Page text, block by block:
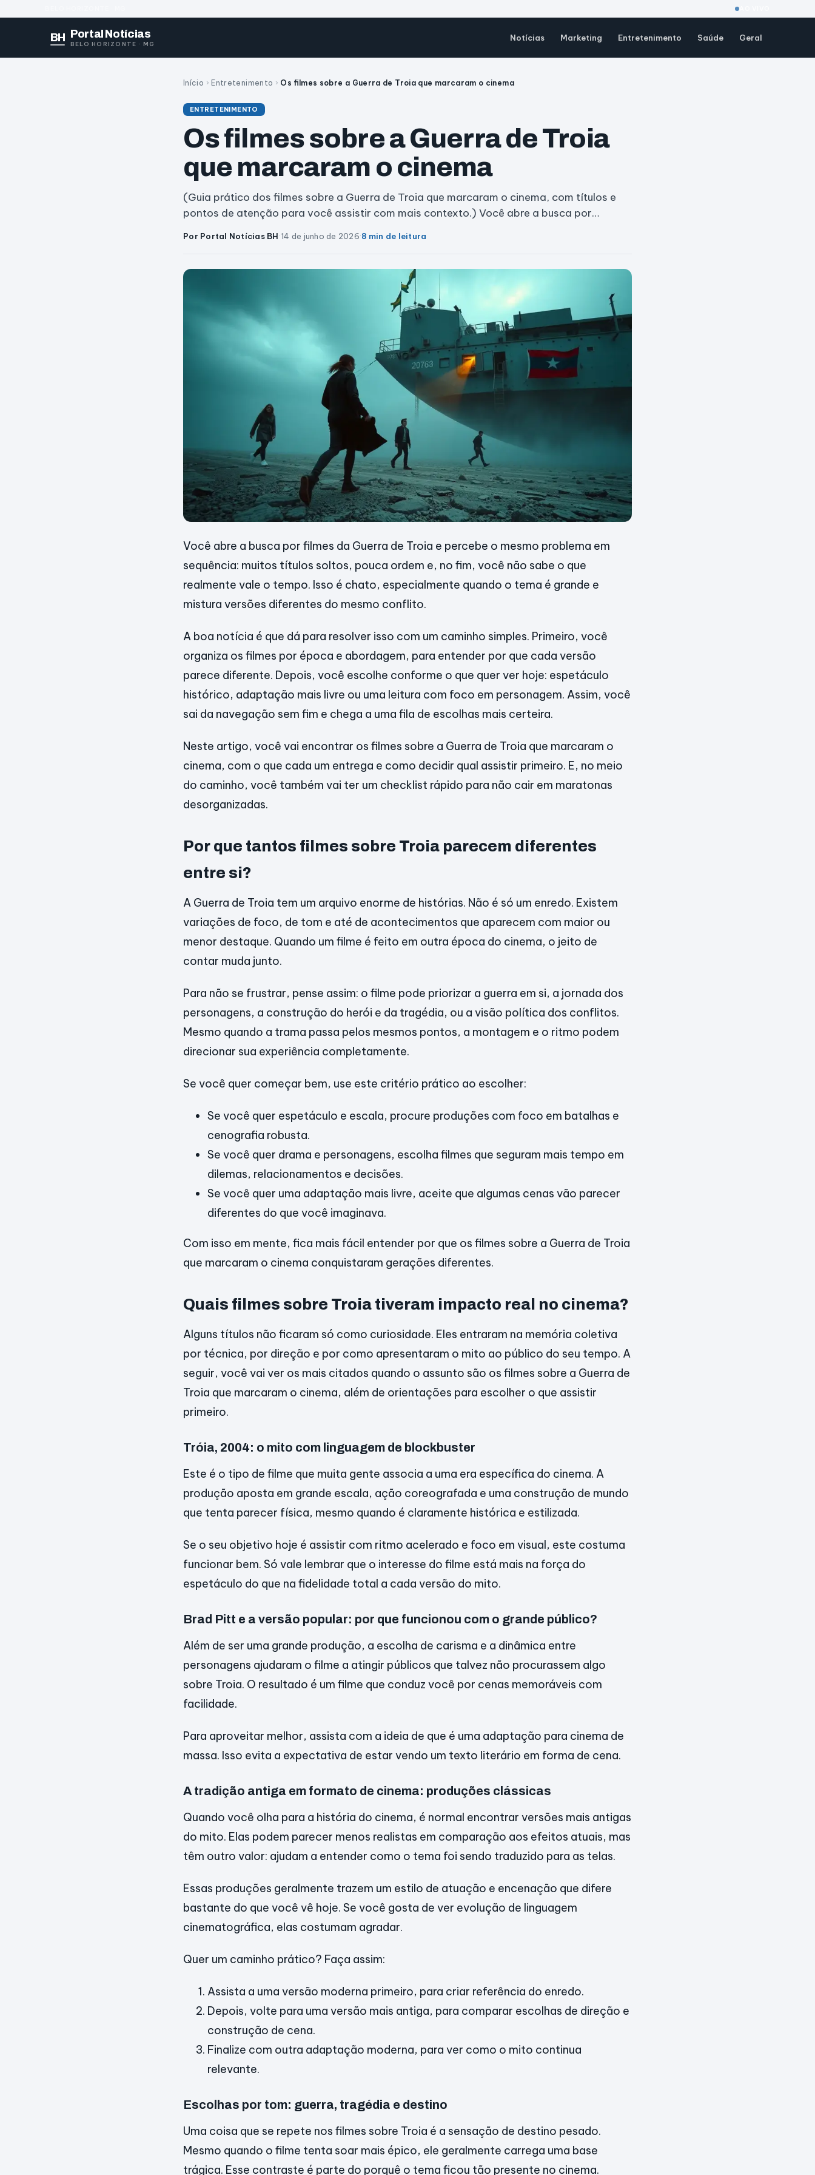
BH Portal Notícias
BELO HORIZONTE · MG
Notícias Marketing Entretenimento Saúde Geral
Início › Entretenimento › Os filmes sobre a Guerra de Troia que marcaram o cinema
ENTRETENIMENTO
Os filmes sobre a Guerra de Troia
que marcaram o cinema
(Guia prático dos filmes sobre a Guerra de Troia que marcaram o cinema, com títulos e
pontos de atenção para você assistir com mais contexto.) Você abre a busca por…
Por Portal Notícias BH·14 de junho de 2026·8 min de leitura
Você abre a busca por filmes da Guerra de Troia e percebe o mesmo problema em
sequência: muitos títulos soltos, pouca ordem e, no fim, você não sabe o que
realmente vale o tempo. Isso é chato, especialmente quando o tema é grande e
mistura versões diferentes do mesmo conflito.
A boa notícia é que dá para resolver isso com um caminho simples. Primeiro, você
organiza os filmes por época e abordagem, para entender por que cada versão
parece diferente. Depois, você escolhe conforme o que quer ver hoje: espetáculo
histórico, adaptação mais livre ou uma leitura com foco em personagem. Assim, você
sai da navegação sem fim e chega a uma fila de escolhas mais certeira.
Neste artigo, você vai encontrar os filmes sobre a Guerra de Troia que marcaram o
cinema, com o que cada um entrega e como decidir qual assistir primeiro. E, no meio
do caminho, você também vai ter um checklist rápido para não cair em maratonas
desorganizadas.
Por que tantos filmes sobre Troia parecem diferentes
entre si?
A Guerra de Troia tem um arquivo enorme de histórias. Não é só um enredo. Existem
variações de foco, de tom e até de acontecimentos que aparecem com maior ou
menor destaque. Quando um filme é feito em outra época do cinema, o jeito de
contar muda junto.
Para não se frustrar, pense assim: o filme pode priorizar a guerra em si, a jornada dos
personagens, a construção do herói e da tragédia, ou a visão política dos conflitos.
Mesmo quando a trama passa pelos mesmos pontos, a montagem e o ritmo podem
direcionar sua experiência completamente.
Se você quer começar bem, use este critério prático ao escolher:
Se você quer espetáculo e escala, procure produções com foco em batalhas e
cenografia robusta.
Se você quer drama e personagens, escolha filmes que seguram mais tempo em
dilemas, relacionamentos e decisões.
Se você quer uma adaptação mais livre, aceite que algumas cenas vão parecer
diferentes do que você imaginava.
Com isso em mente, fica mais fácil entender por que os filmes sobre a Guerra de Troia
que marcaram o cinema conquistaram gerações diferentes.
Quais filmes sobre Troia tiveram impacto real no cinema?
Alguns títulos não ficaram só como curiosidade. Eles entraram na memória coletiva
por técnica, por direção e por como apresentaram o mito ao público do seu tempo. A
seguir, você vai ver os mais citados quando o assunto são os filmes sobre a Guerra de
Troia que marcaram o cinema, além de orientações para escolher o que assistir
primeiro.
Tróia, 2004: o mito com linguagem de blockbuster
Este é o tipo de filme que muita gente associa a uma era específica do cinema. A
produção aposta em grande escala, ação coreografada e uma construção de mundo
que tenta parecer física, mesmo quando é claramente histórica e estilizada.
Se o seu objetivo hoje é assistir com ritmo acelerado e foco em visual, este costuma
funcionar bem. Só vale lembrar que o interesse do filme está mais na força do
espetáculo do que na fidelidade total a cada versão do mito.
Brad Pitt e a versão popular: por que funcionou com o grande público?
Além de ser uma grande produção, a escolha de carisma e a dinâmica entre
personagens ajudaram o filme a atingir públicos que talvez não procurassem algo
sobre Troia. O resultado é um filme que conduz você por cenas memoráveis com
facilidade.
Para aproveitar melhor, assista com a ideia de que é uma adaptação para cinema de
massa. Isso evita a expectativa de estar vendo um texto literário em forma de cena.
A tradição antiga em formato de cinema: produções clássicas
Quando você olha para a história do cinema, é normal encontrar versões mais antigas
do mito. Elas podem parecer menos realistas em comparação aos efeitos atuais, mas
têm outro valor: ajudam a entender como o tema foi sendo traduzido para as telas.
Essas produções geralmente trazem um estilo de atuação e encenação que difere
bastante do que você vê hoje. Se você gosta de ver evolução de linguagem
cinematográfica, elas costumam agradar.
Quer um caminho prático? Faça assim:
Assista a uma versão moderna primeiro, para criar referência do enredo.
Depois, volte para uma versão mais antiga, para comparar escolhas de direção e
construção de cena.
Finalize com outra adaptação moderna, para ver como o mito continua
relevante.
Escolhas por tom: guerra, tragédia e destino
Uma coisa que se repete nos filmes sobre Troia é a sensação de destino pesado.
Mesmo quando o filme tenta soar mais épico, ele geralmente carrega uma base
trágica. Esse contraste é parte do porquê o tema ficou tão presente no cinema.